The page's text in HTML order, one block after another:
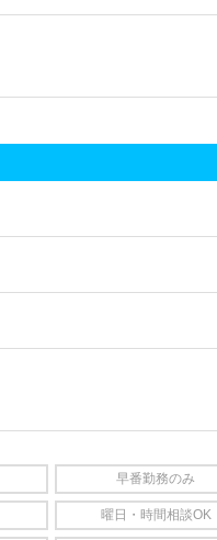
早番勤務のみ
曜日・時間相談OK